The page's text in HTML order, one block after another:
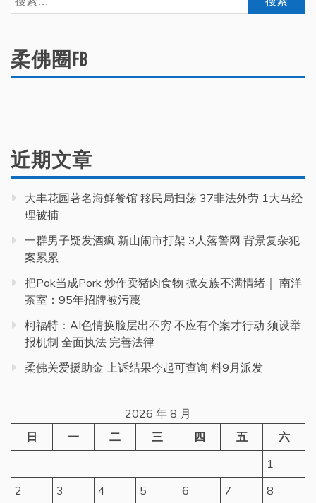
索：
柔佛圈FB
近期文章
大丰花园著名海鲜餐馆 移民局扫荡 37非法外劳 1大马经
理被捕
一群男子疑发酒疯 新山闹市打架 3人落警网 背景复杂犯
案累累
把Pok当成Pork 炒作卖猪肉食物 掀友族不满情绪｜ 南洋
茶室：95年招牌被污蔑
柯福特：AI色情换脸层出不穷 不应有个案才行动 须设举
报机制 全面执法 完善法律
柔佛关爱援助金 上诉结果今起可查询 料9月派发
2026 年 8 月
日
一 二 三 四 五
六
1
2
3 4 5 6 7
8